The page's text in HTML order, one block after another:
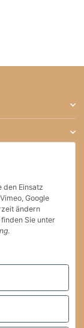
willkaffeehaben.de
den Einsatz
Google
ändern
Sie unter
.